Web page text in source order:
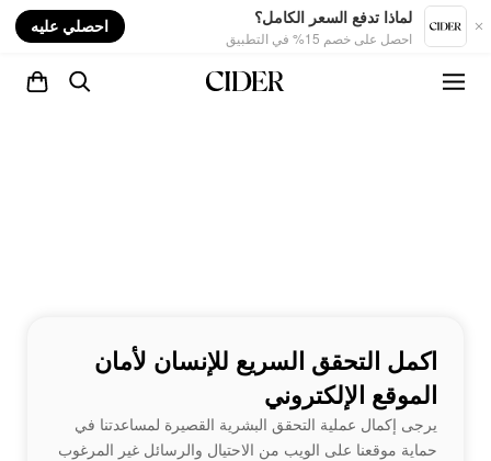
لماذا تدفع السعر الكامل؟
احصل على خصم 15% في التطبيق
احصلي عليه
اكمل التحقق السريع للإنسان لأمان
الموقع الإلكتروني
يرجى إكمال عملية التحقق البشرية القصيرة لمساعدتنا في
حماية موقعنا على الويب من الاحتيال والرسائل غير المرغوب